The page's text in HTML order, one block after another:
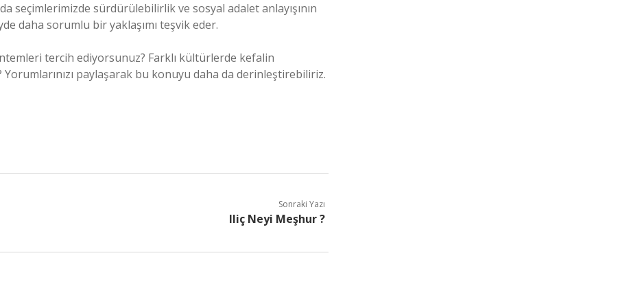
seçimlerimizde sürdürülebilirlik ve sosyal adalet anlayışının
daha sorumlu bir yaklaşımı teşvik eder.
tercih ediyorsunuz? Farklı kültürlerde kefalin
paylaşarak bu konuyu daha da derinleştirebiliriz.
Sonraki Yazı
Iliç Neyi Meşhur ?